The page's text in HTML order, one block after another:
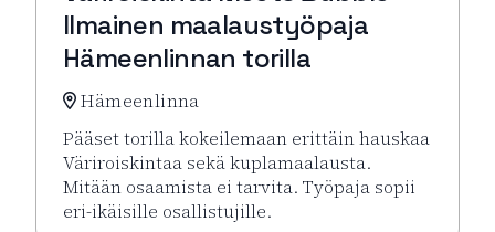
Ilmainen maalaustyöpaja
Hämeenlinnan torilla
Hämeenlinna
Pääset torilla kokeilemaan erittäin hauskaa
Väriroiskintaa sekä kuplamaalausta.
Mitään osaamista ei tarvita. Työpaja sopii
eri-ikäisille osallistujille.